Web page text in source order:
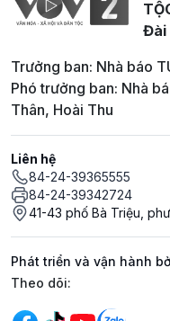
Đài
Trưởng ban: Nhà báo
Phó trưởng ban: Nhà
Thân, Hoài Thu
Liên hệ
84-24-39365555
84-24-39342724
41-43 phố Bà Triệu,
Phát triển và vận hành
Mạng xã hội
Theo dõi: